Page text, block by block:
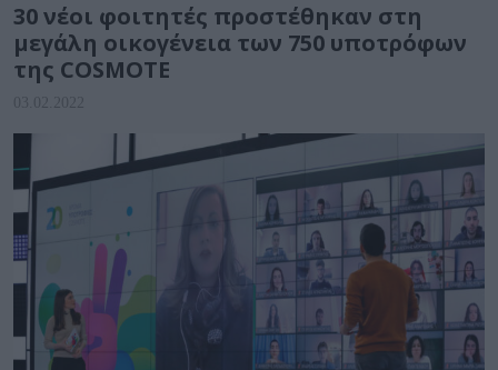
30 νέοι φοιτητές προστέθηκαν στη
μεγάλη οικογένεια των 750 υποτρόφων
της COSMOTE
03.02.2022